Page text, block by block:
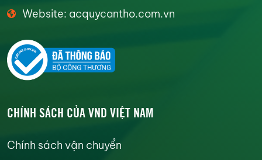
Website: acquycantho.com.vn
CHÍNH SÁCH CỦA VND VIỆT NAM
Chính sách vận chuyển